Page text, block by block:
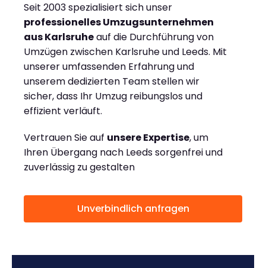
Seit 2003 spezialisiert sich unser
professionelles Umzugsunternehmen
aus Karlsruheauf die Durchführung von
Umzügen zwischen Karlsruhe und Leeds. Mit
unserer umfassenden Erfahrung und
unserem dedizierten Team stellen wir
sicher, dass Ihr Umzug reibungslos und
effizient verläuft.
Vertrauen Sie auf unsere Expertise, um
Ihren Übergang nach Leeds sorgenfrei und
zuverlässig zu gestalten
Unverbindlich anfragen